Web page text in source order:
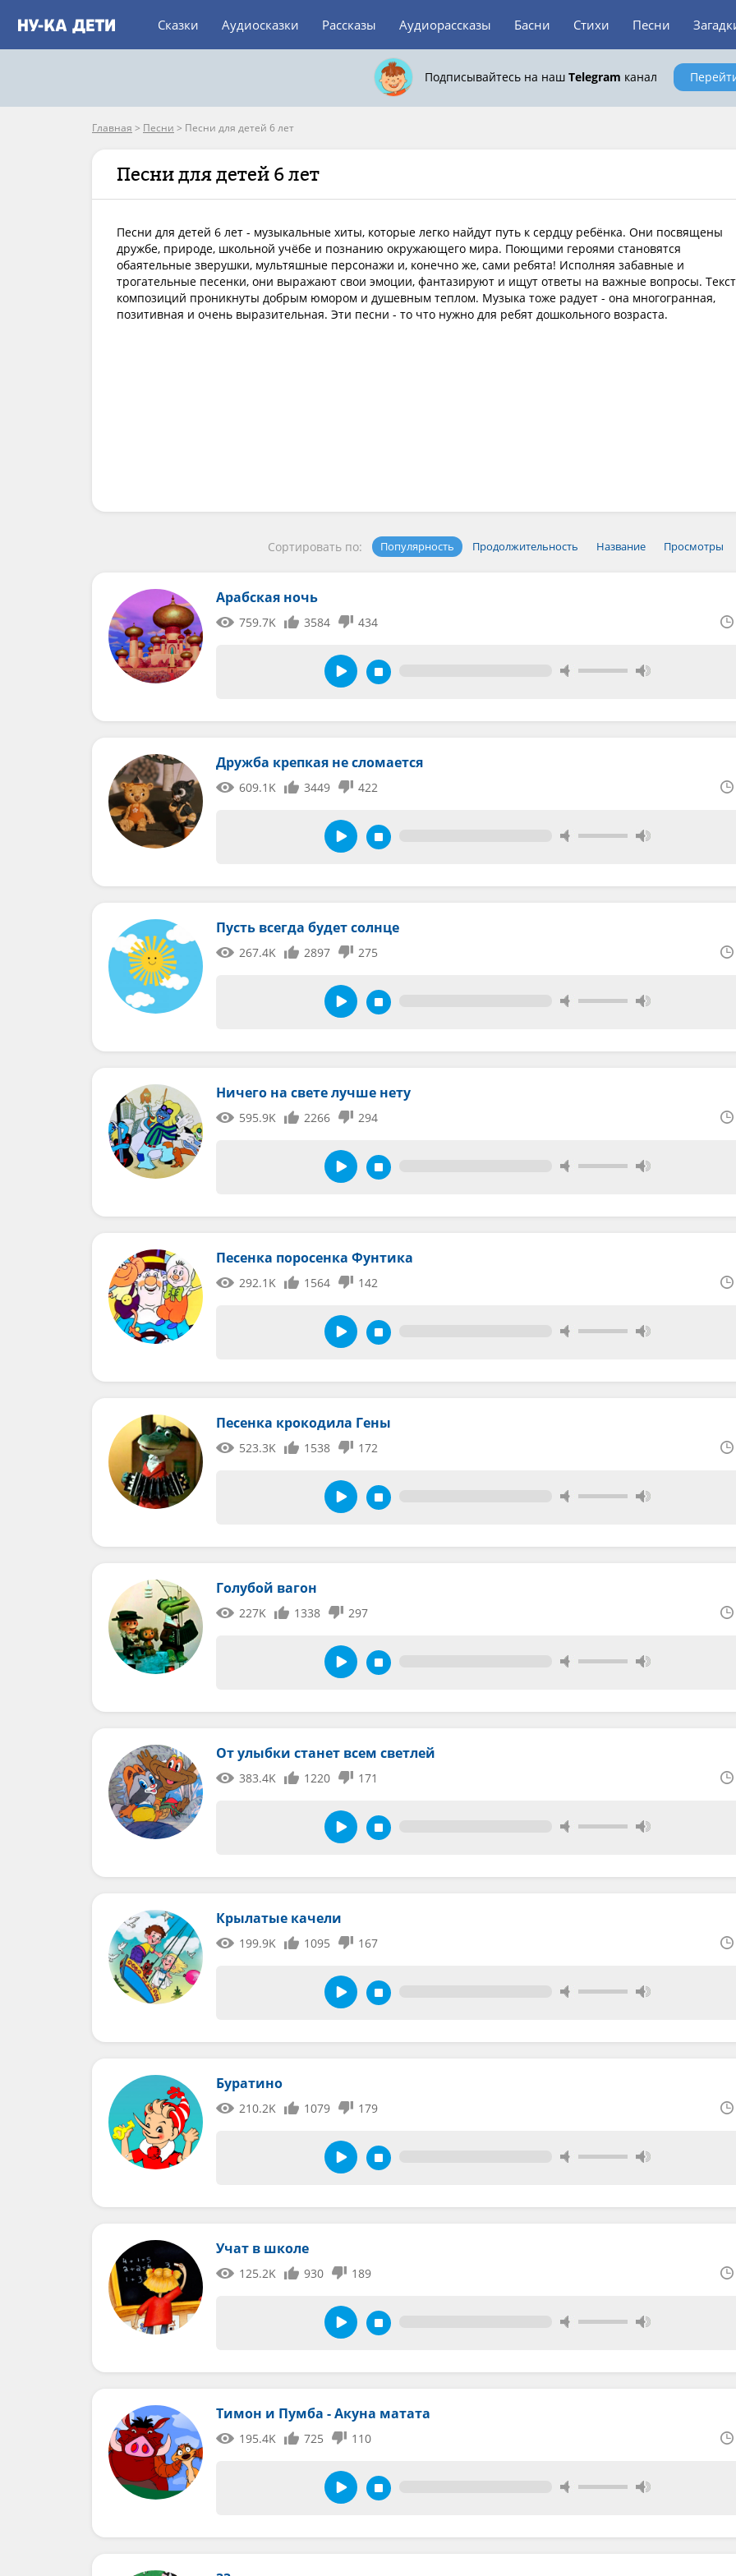
Сказки Аудиосказки Рассказы Аудиорассказы Басни Стихи Песни
Подписывайтесь на наш Telegram канал
Главная > Песни > Песни для детей 6 лет
Песни для детей 6 лет
Песни для детей 6 лет - музыкальные хиты, которые легко найдут путь к сердцу ребёнка. Они посвящены
дружбе, природе, школьной учёбе и познанию окружающего мира. Поющими героями становятся
обаятельные зверушки, мультяшные персонажи и, конечно же, сами ребята! Исполняя забавные и
трогательные песенки, они выражают свои эмоции, фантазируют и ищут ответы на важные вопросы.
композиций проникнуты добрым юмором и душевным теплом. Музыка тоже радует - она многогранная,
позитивная и очень выразительная. Эти песни - то что нужно для ребят дошкольного возраста.
Сортировать по: Популярность Продолжительность Название Просмотры
Арабская ночь
759.7K 3584 434
Дружба крепкая не сломается
609.1K 3449 422
Пусть всегда будет солнце
267.4K 2897 275
Ничего на свете лучше нету
595.9K 2266 294
Песенка поросенка Фунтика
292.1K 1564 142
Песенка крокодила Гены
523.3K 1538 172
Голубой вагон
227K 1338 297
От улыбки станет всем светлей
383.4K 1220 171
Крылатые качели
199.9K 1095 167
Буратино
210.2K 1079 179
Учат в школе
125.2K 930 189
Тимон и Пумба - Акуна матата
195.4K 725 110